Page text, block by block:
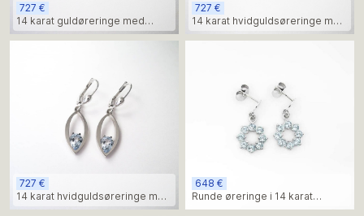
727 €
14 karat guldøreringe med
livlige grønne peridotsten
727 €
14 karat hvidguldsøreringe med
lyseblå topas – minimalistisk
727 €
14 karat hvidguldsøreringe med
lyseblå topas – elegant
648 €
Runde øreringe i 14 karat
hvidguld med lyseblå topassten